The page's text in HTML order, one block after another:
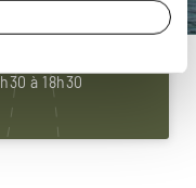
43
à 18h30